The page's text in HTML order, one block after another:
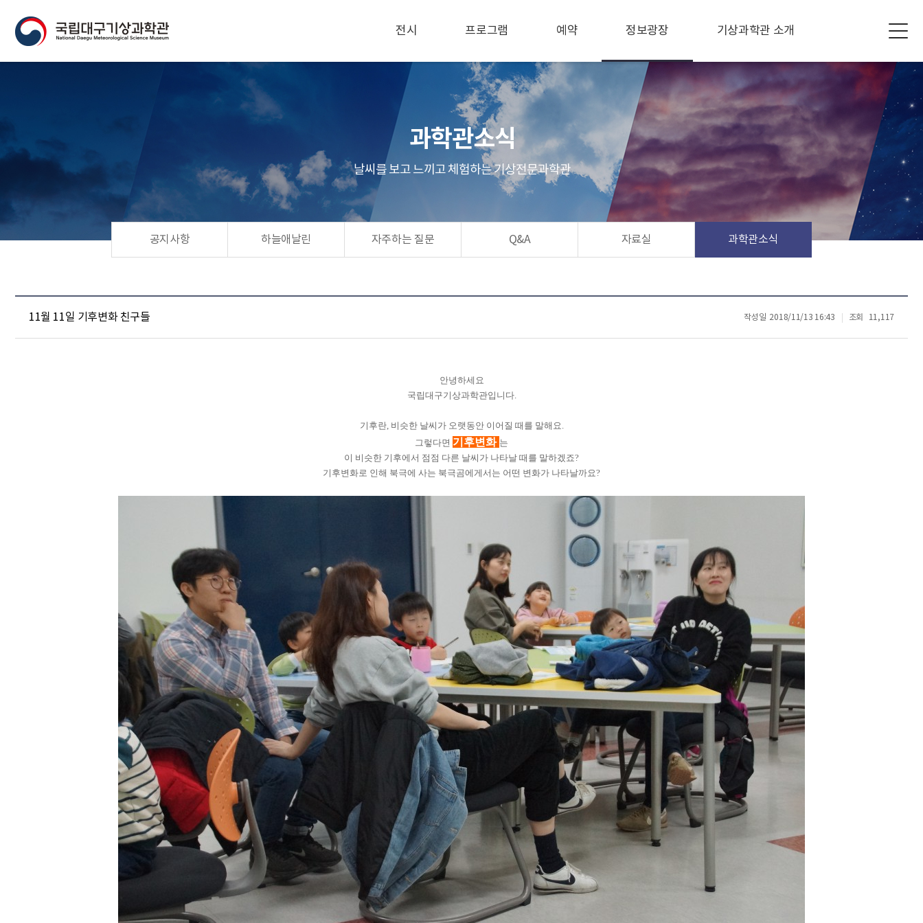
전시 프로그램 예약 정보광장 기상과학관 소개
과학관소식
날씨를 보고 느끼고 체험하는 기상전문과학관
공지사항 하늘애날린 자주하는 질문 Q&A 자료실 과학관소식
11월 11일 기후변화 친구들 작성일 2018/11/13 16:43 조회 11,117
안녕하세요
국립대구기상과학관입니다.
기후란, 비슷한 날씨가 오랫동안 이어질 때를 말해요.
그렇다면 기후변화 는
이 비슷한 기후에서 점점 다른 날씨가 나타날 때를 말하겠죠?
기후변화로 인해 북극에 사는 북극곰에게서는 어떤 변화가 나타날까요?